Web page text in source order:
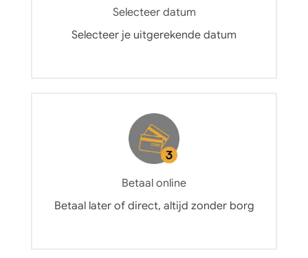
Selecteer datum
Selecteer je uitgerekende datum
Betaal online
Betaal later of direct, altijd zonder borg